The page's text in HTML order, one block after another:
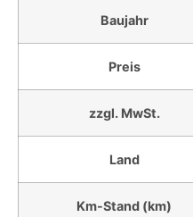
Baujahr
Preis
zzgl. MwSt.
Land
Km-Stand (km)